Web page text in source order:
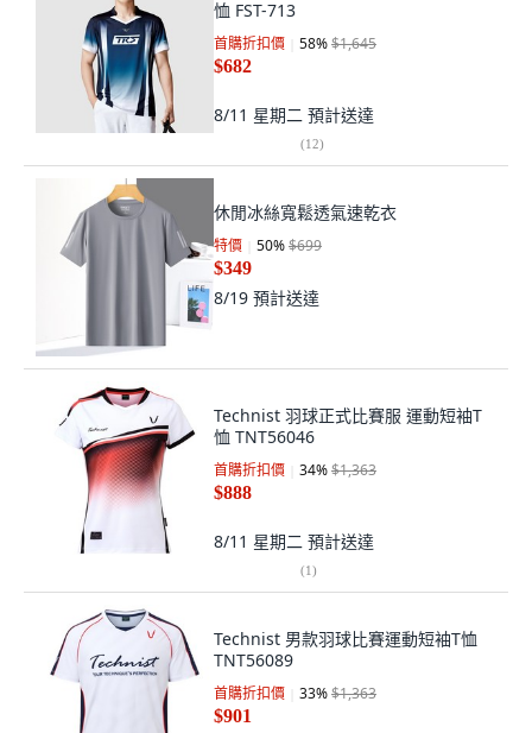
恤 FST-713
首購折扣價 58%$1,645
$682
8/11 星期二 預計送達
(12)
休閒冰絲寬鬆透氣速乾衣
特價 50%$699
$349
8/19 預計送達
Technist 羽球正式比賽服 運動短袖T
恤 TNT56046
首購折扣價 34%$1,363
$888
8/11 星期二 預計送達
(1)
Technist 男款羽球比賽運動短袖T恤
TNT56089
首購折扣價 33%$1,363
$901